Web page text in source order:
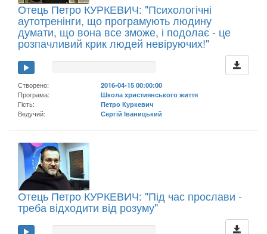
Отець Петро КУРКЕВИЧ: "Психологічні
аутотренінги, що програмують людину
думати, що вона все зможе, і подолає - це
розпачливий крик людей невіруючих!"
Створено:
2016-04-15 00:00:00
Програма:
Школа християнського життя
Гість:
Петро Куркевич
Ведучий:
Сергій Іваницький
Отець Петро КУРКЕВИЧ: "Під час прослави -
треба відходити від розуму"